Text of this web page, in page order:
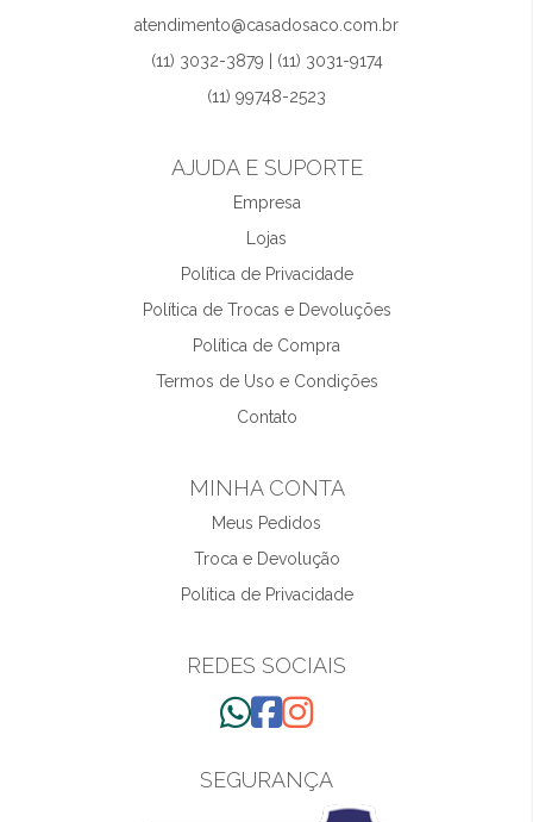
atendimento@casadosaco.com.br
(11) 3032-3879 | (11) 3031-9174
(11) 99748-2523
AJUDA E SUPORTE
Empresa
Lojas
Política de Privacidade
Política de Trocas e Devoluções
Política de Compra
Termos de Uso e Condições
Contato
MINHA CONTA
Meus Pedidos
Troca e Devolução
Política de Privacidade
REDES SOCIAIS
SEGURANÇA